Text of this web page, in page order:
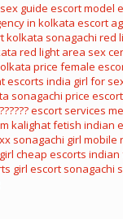
guide escort model
in kolkata escort
kolkata sonagachi red
red light area sex
price female
escorts india girl for
sonagachi price
escort services
kalighat fetish indian
sonagachi girl mobile
cheap escorts indian
girl escort sonagachi